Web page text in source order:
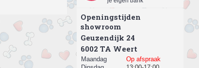
Openingstijden
showroom
Geuzendijk 24
​6002 TA Weert
Maandag
Op afspraak